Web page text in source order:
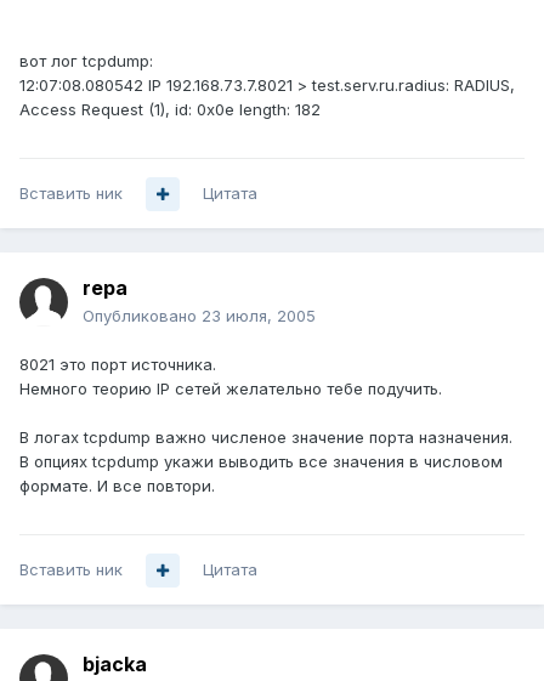
вот лог tcpdump:
12:07:08.080542 IP 192.168.73.7.8021 > test.serv.ru.radius: RADIUS,
Access Request (1), id: 0x0e length: 182
Вставить ник Цитата
repa
Опубликовано 23 июля, 2005
8021 это порт источника.
Немного теорию IP сетей желательно тебе подучить.
В логах tcpdump важно численое значение порта назначения.
В опциях tcpdump укажи выводить все значения в числовом
формате. И все повтори.
Вставить ник Цитата
bjacka